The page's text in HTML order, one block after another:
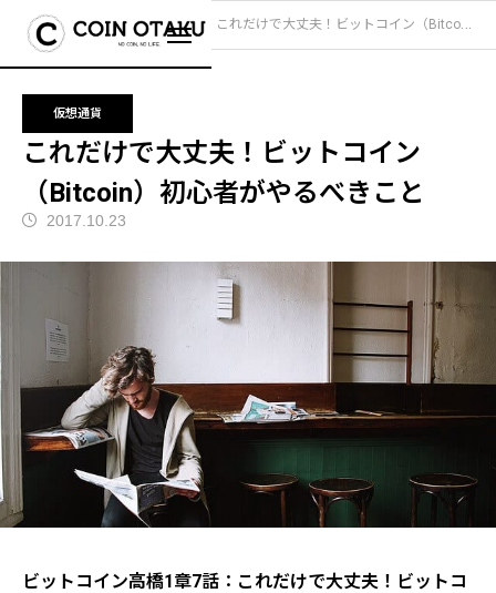
ブログ 仮想通貨 これだけで大丈夫！ビットコイン（Bitcoin）初心者がやるべきこと
仮想通貨
これだけで大丈夫！ビットコイン
（Bitcoin）初心者がやるべきこと
2017.10.23
ビットコイン高橋1章7話：これだけで大丈夫！ビットコ